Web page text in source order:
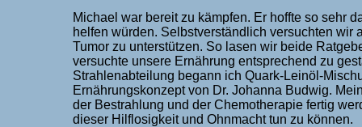
Michael war bereit zu kämpfen. Er hoffte so sehr
helfen würden. Selbstverständlich versuchten
Tumor zu unterstützen. So lasen wir beide
versuchte unsere Ernährung entsprechend zu
Strahlenabteilung begann ich Quark-Leinöl-
Ernährungskonzept von Dr. Johanna Budwig.
der Bestrahlung und der Chemotherapie fertig
dieser Hilflosigkeit und Ohnmacht tun zu können.